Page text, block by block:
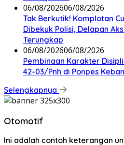
06/08/202606/08/2026
Tak Berkutik! Komplotan
Dibekuk Polisi, Delapan
Terungkap
06/08/202606/08/2026
Pembinaan Karakter
42-03/Pnh di Ponpes
Selengkapnya
Otomotif
Ini adalah contoh keterangan